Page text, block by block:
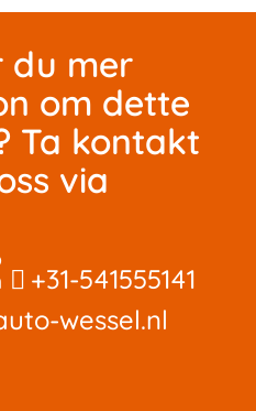
du mer
om dette
Ta kontakt
​​via
+31-541555141
wessel.nl